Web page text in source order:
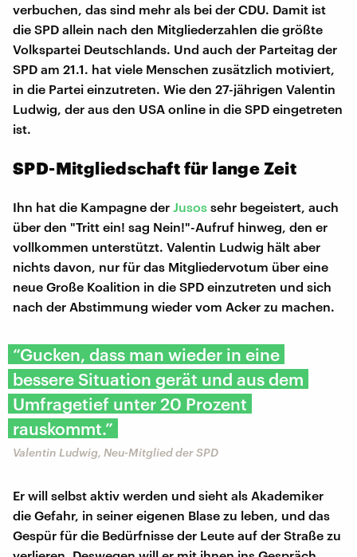
verbuchen, das sind mehr als bei der CDU. Damit ist
die SPD allein nach den Mitgliederzahlen die größte
Volkspartei Deutschlands. Und auch der Parteitag der
SPD am 21.1. hat viele Menschen zusätzlich motiviert,
in die Partei einzutreten. Wie den 27-jährigen Valentin
Ludwig, der aus den USA online in die SPD eingetreten
ist.
SPD-Mitgliedschaft für lange Zeit
Ihn hat die Kampagne der Jusos sehr begeistert, auch
über den "Tritt ein! sag Nein!"-Aufruf hinweg, den er
vollkommen unterstützt. Valentin Ludwig hält aber
nichts davon, nur für das Mitgliedervotum über eine
neue Große Koalition in die SPD einzutreten und sich
nach der Abstimmung wieder vom Acker zu machen.
“Gucken, dass man wieder in eine
bessere Situation gerät und aus dem
Umfragetief unter 20 Prozent
rauskommt.”
Valentin Ludwig, Neu-Mitglied der SPD
Er will selbst aktiv werden und sieht als Akademiker
die Gefahr, in seiner eigenen Blase zu leben, und das
Gespür für die Bedürfnisse der Leute auf der Straße zu